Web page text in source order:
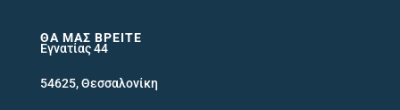
ΘΑ ΜΑΣ ΒΡΕΊΤΕ
Εγνατίας 44
54625, Θεσσαλονίκη